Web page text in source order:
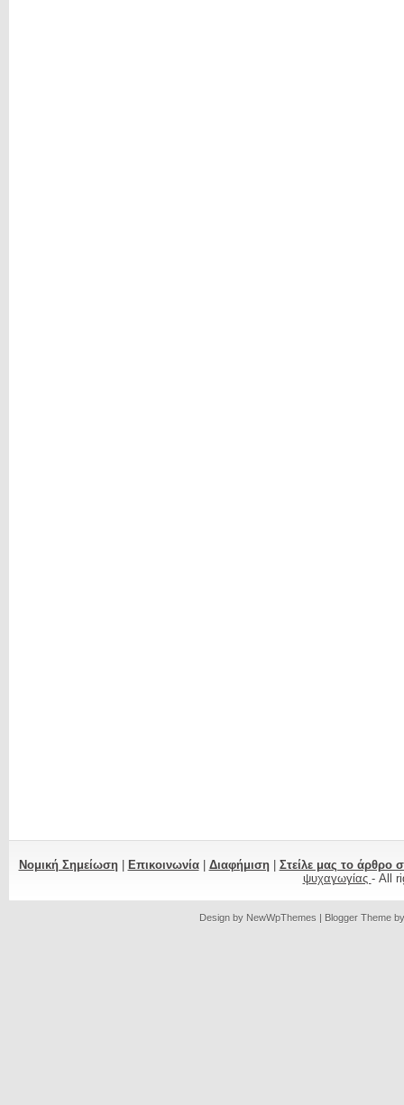
Νομική Σημείωση| Επικοινωνία| Διαφήμιση| Στείλε μας το άρθρο
ψυχαγωγίας - All
Design by NewWpThemes | Blogger Theme